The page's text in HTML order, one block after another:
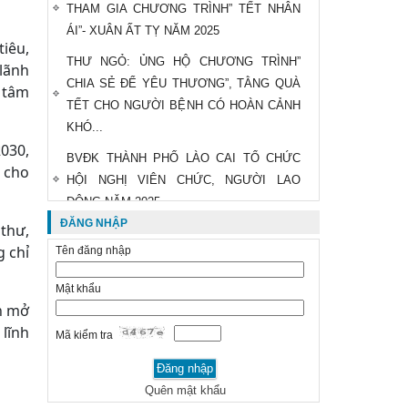
chỉ
mở
THAM GIA CHƯƠNG TRÌNH” TẾT NHÂN
ÁI”- XUÂN ẤT TỴ NĂM 2025
THƯ NGỎ: ỦNG HỘ CHƯƠNG TRÌNH”
CHIA SẺ ĐỂ YÊU THƯƠNG”, TẰNG QUÀ
TẾT CHO NGƯỜI BỆNH CÓ HOÀN CẢNH
KHÓ...
BVĐK THÀNH PHỐ LÀO CAI TỔ CHỨC
HỘI NGHỊ VIÊN CHỨC, NGƯỜI LAO
ĐỘNG NĂM 2025
THÔNG BÁO THAY ĐỔI GIÁ DỊCH VỤ
KHÁM CHỮA BỆNH
HỘI CHỮ THẬP ĐỎ Y TẾ THÀNH PHỐ:
DẶC BIỆT KHÓ KHĂN
KHÁM SỨC KHOẺ ĐỊNH KỲ CHO CÁN BỘ
THUỘC DIỆN BAN THƯỜNG VỤ QUẢN LÝ
ĐỢT II VÀ ĐẢNG VIÊN HUY HIỆU 30...
ĐĂNG NHẬP
Tên đăng nhập
Mật khẩu
Mã kiểm tra
Quên mật khẩu